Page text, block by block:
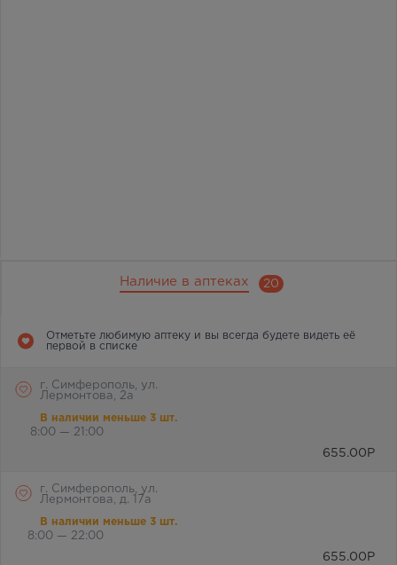
Наличие в аптеках 20
Отметьте любимую аптеку и вы всегда будете видеть её
первой в списке
г. Симферополь, ул.
Лермонтова, 2а
В наличии меньше 3 шт.
8:00 — 21:00
655.00 Р
г. Симферополь, ул.
Лермонтова, д. 17а
В наличии меньше 3 шт.
8:00 — 22:00
655.00 Р